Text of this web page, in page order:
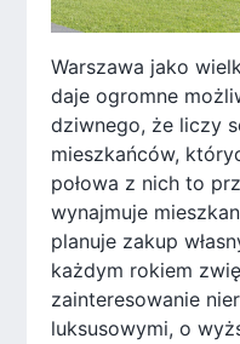
Warszawa jako
daje ogromne
dziwnego, że liczy
mieszkańców,
połowa z nich to
wynajmuje
planuje zakup
każdym rokiem
zainteresowanie
luksusowymi, o